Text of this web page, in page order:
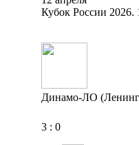
Кубок России 2026.
Динамо-ЛО
3 : 0